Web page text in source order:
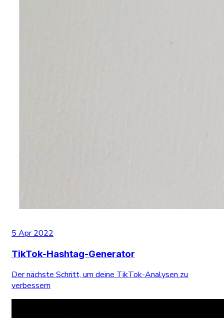
5 Apr 2022
TikTok-Hashtag-Generator
Der nächste Schritt, um deine TikTok-Analysen zu
verbessern